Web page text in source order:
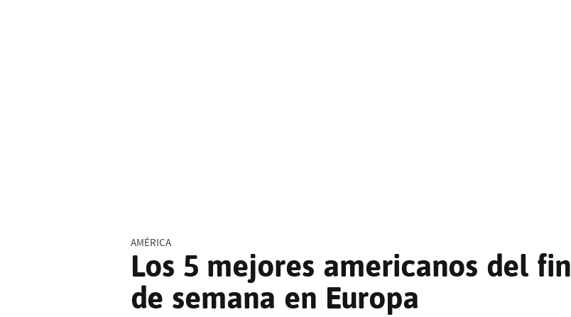
AMÉRICA
Los 5 mejores americanos del fin
de semana en Europa